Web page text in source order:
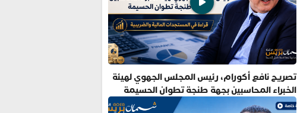
تصريح نافع أكورام، رئيس المجلس الجهوي لهيئة
الخبراء المحاسبين بجهة طنجة تطوان الحسيمة